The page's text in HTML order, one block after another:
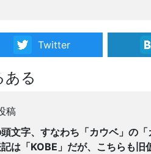
Twitter
ある
稿
文字、すなわち「カウベ」の「
は「KOBE」だが、こちらも旧